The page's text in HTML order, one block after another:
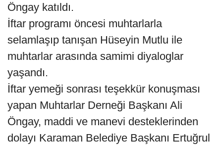
Öngay katıldı.
İftar programı öncesi muhtarlarla
selamlaşıp tanışan Hüseyin Mutlu ile
muhtarlar arasında samimi diyaloglar
yaşandı.
İftar yemeği sonrası teşekkür konuşması
yapan Muhtarlar Derneği Başkanı Ali
Öngay, maddi ve manevi desteklerinden
dolayı Karaman Belediye Başkanı Ertuğrul